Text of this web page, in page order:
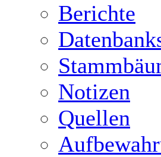
Berichte
Notizen
Quellen